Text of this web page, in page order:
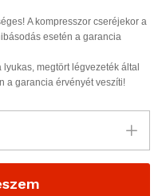
A kompresszor cseréjekor a
esetén a garancia
megtört légvezeték által
a garancia érvényét veszíti!